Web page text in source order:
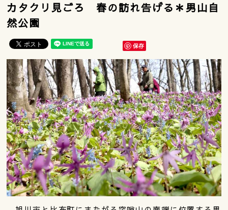
カタクリ見ごろ 春の訪れ告げる＊男山自
然公園
保存